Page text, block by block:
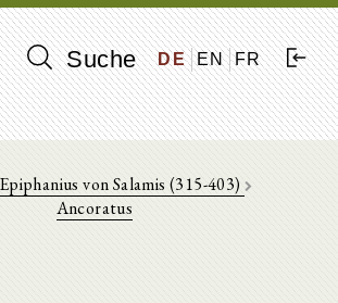
Suche DE EN FR
Epiphanius von Salamis (315-403)
Ancoratus